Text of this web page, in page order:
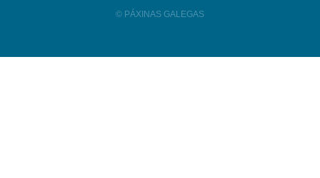
© PÁXINAS GALEGAS